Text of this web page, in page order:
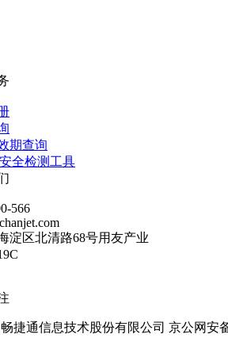
期查询
全检测工具
566
淀区北清路68号用友产业
畅捷通信息技术股份有限公司 京公网安